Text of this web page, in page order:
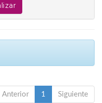
Anterior 1 Siguiente